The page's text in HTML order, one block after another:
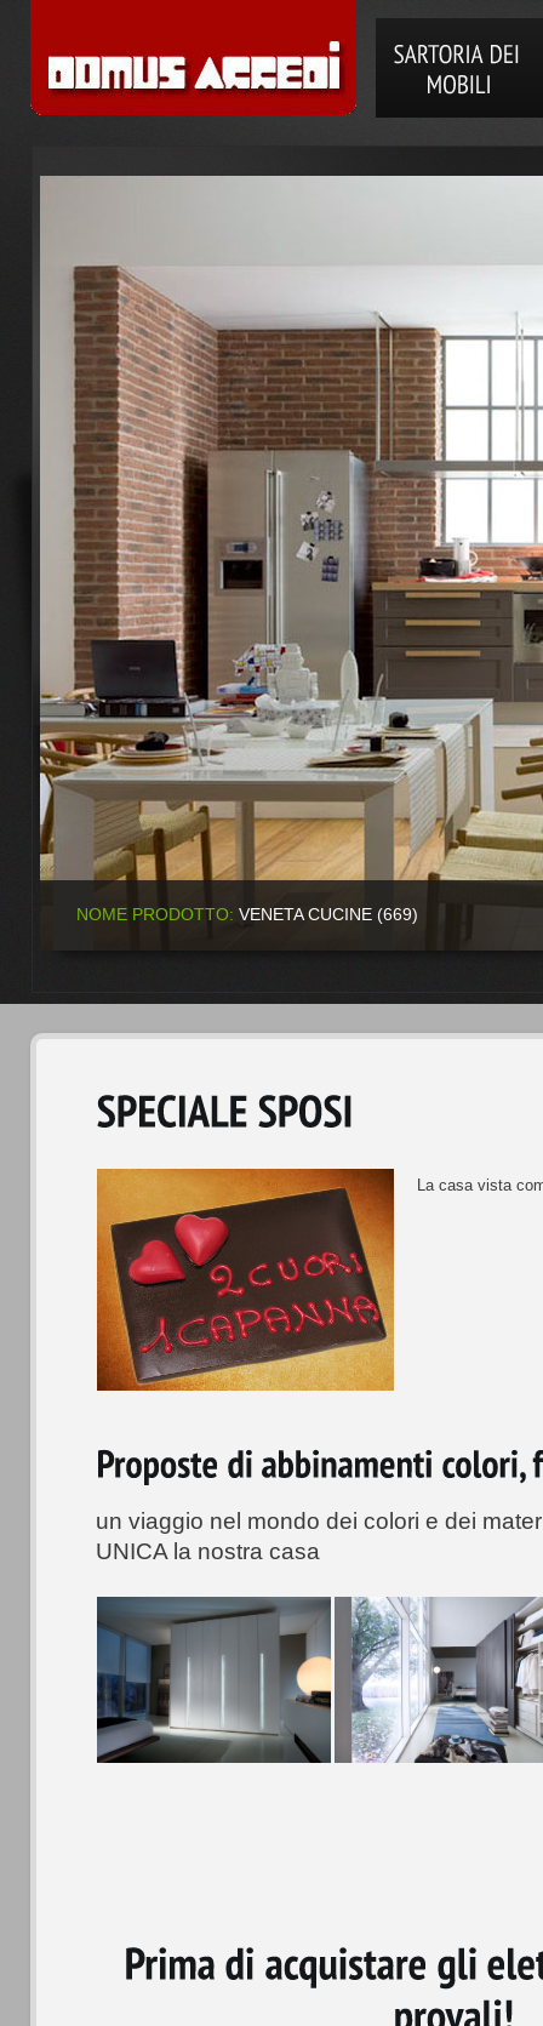
NOME PRODOTTO: VENETA CUCINE (669)
La casa vista
un viaggio nel mondo dei colori e dei
UNICA la nostra casa